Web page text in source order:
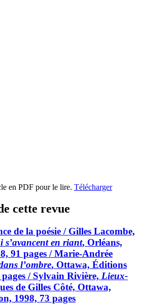
en PDF pour le lire. Télécharger
cette revue
de la poésie / Gilles Lacombe,
s’avancent en riant, Orléans,
91 pages / Marie-Andrée
l’ombre, Ottawa, Éditions
/ Sylvain Rivière, Lieux-
de Gilles Côté, Ottawa,
1998, 73 pages